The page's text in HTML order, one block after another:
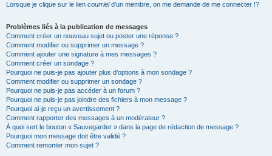
Lorsque je clique sur le lien courrield’un membre, on me demande de me connecter !?
Problèmes liés à la publication de messages
Comment créer un nouveau sujet ou poster une réponse ?
Comment modifier ou supprimer un message ?
Comment ajouter une signature à mes messages ?
Comment créer un sondage ?
Pourquoi ne puis-je pas ajouter plus d’options à mon sondage ?
Comment modifier ou supprimer un sondage ?
Pourquoi ne puis-je pas accéder à un forum ?
Pourquoi ne puis-je pas joindre des fichiers à mon message ?
Pourquoi ai-je reçu un avertissement ?
Comment rapporter des messages à un modérateur ?
À quoi sert le bouton « Sauvegarder » dans la page de rédaction de message ?
Pourquoi mon message doit être validé ?
Comment remonter mon sujet ?